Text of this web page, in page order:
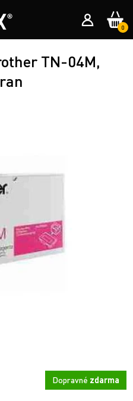
0
TN-04M,
Dopravné zdarma